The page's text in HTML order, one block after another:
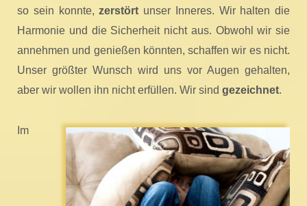
so sein konnte,zerstört unser Inneres. Wir halten die
Harmonie und die Sicherheit nicht aus. Obwohl wir sie
annehmen und genießen könnten, schaffen wir es nicht.
Unser größter Wunsch wird uns vor Augen gehalten,
aber wir wollen ihn nicht erfüllen. Wir sind gezeichnet.
Im